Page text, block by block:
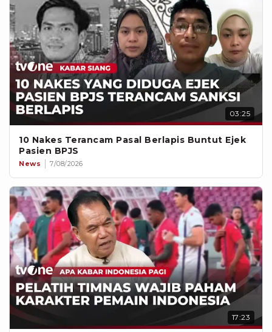
03:25
10 Nakes Terancam Pasal Berlapis Buntut Ejek
Pasien BPJS
News 7/08/2026
17:23